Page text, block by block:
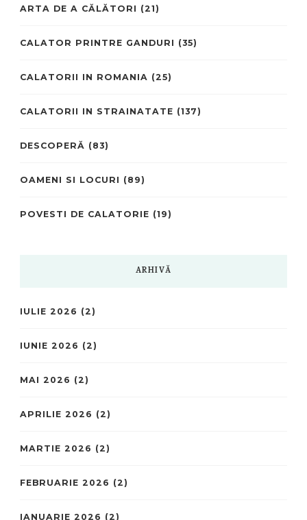
ARTA DE A CĂLĂTORI (21)
CALATOR PRINTRE GANDURI (35)
CALATORII IN ROMANIA (25)
CALATORII IN STRAINATATE (137)
DESCOPERĂ (83)
OAMENI SI LOCURI (89)
POVESTI DE CALATORIE (19)
ARHIVĂ
IULIE 2026 (2)
IUNIE 2026 (2)
MAI 2026 (2)
APRILIE 2026 (2)
MARTIE 2026 (2)
FEBRUARIE 2026 (2)
IANUARIE 2026 (2)